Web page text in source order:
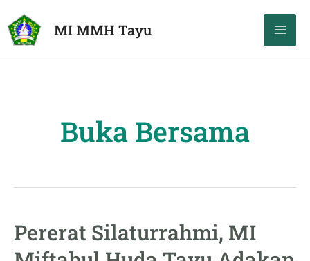
to
MI MMH Tayu
Buka Bersama
Pererat Silaturrahmi, MI
Pererat
Silaturrahmi,